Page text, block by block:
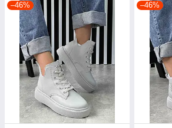
–46% –46%